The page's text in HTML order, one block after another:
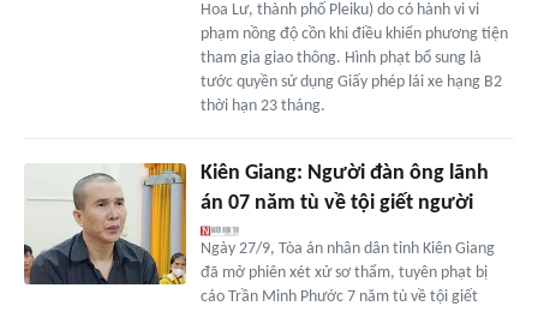
Hoa Lư, thành phố Pleiku) do có hành vi vi
phạm nồng độ cồn khi điều khiển phương tiện
tham gia giao thông. Hình phạt bổ sung là
tước quyền sử dụng Giấy phép lái xe hạng B2
thời hạn 23 tháng.
Kiên Giang: Người đàn ông lãnh
án 07 năm tù về tội giết người
Ngày 27/9, Tòa án nhân dân tỉnh Kiên Giang
đã mở phiên xét xử sơ thẩm, tuyên phạt bị
cáo Trần Minh Phước 7 năm tù về tội giết